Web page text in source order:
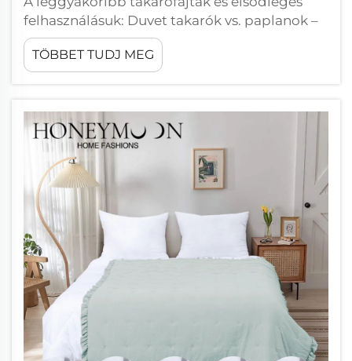
felhasználásuk: Duvet takarók vs. paplanok –
szerkezet, funkció és ápolás. A paplanok
vastag, már feltöltött lepedékneműk,
amelyek libatollal vagy műszálas anyaggal
TÖBBET TUDJ MEG